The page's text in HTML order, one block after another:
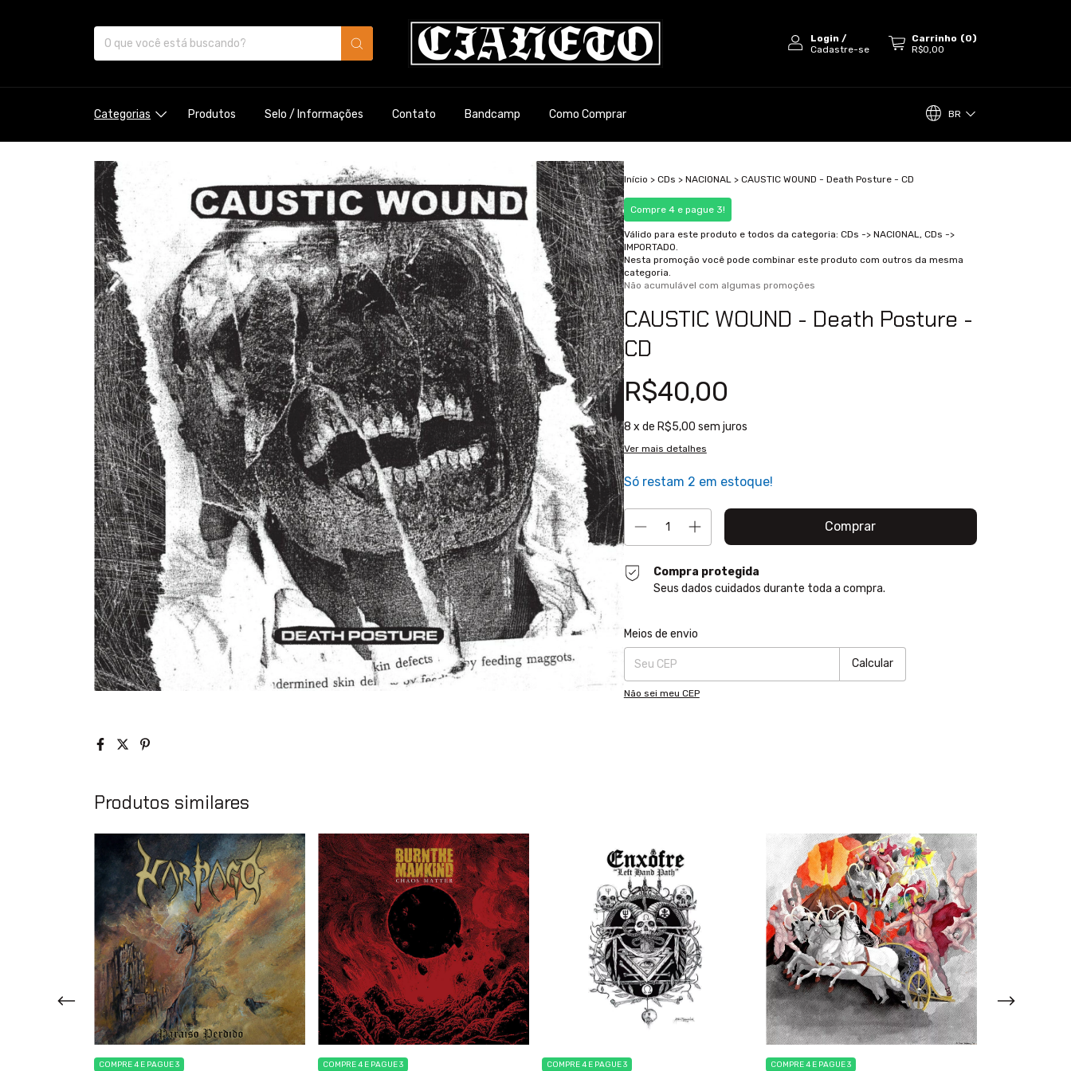
Login/
Cadastre-se
Carrinho (0)
R$0,00
Categorias Produtos Selo / Informações Contato Bandcamp Como Comprar BR
Início > CDs > NACIONAL > CAUSTIC WOUND - Death Posture - CD
Compre 4 e pague 3!
Válido para este produto e todos da categoria: CDs -> NACIONAL, CDs ->
IMPORTADO.
Nesta promoção você pode combinar este produto com outros da mesma
categoria.
Não acumulável com algumas promoções
CAUSTIC WOUND - Death Posture -
CD
R$40,00
8 x de R$5,00 sem juros
Ver mais detalhes
Só restam 2 em estoque!
Compra protegida
Seus dados cuidados durante toda a compra.
Entregas para o CEP:
Meios de envio
Calcular
Não sei meu CEP
Produtos similares
COMPRE 4 E PAGUE 3 COMPRE 4 E PAGUE 3 COMPRE 4 E PAGUE 3 COMPRE 4 E PAGUE 3